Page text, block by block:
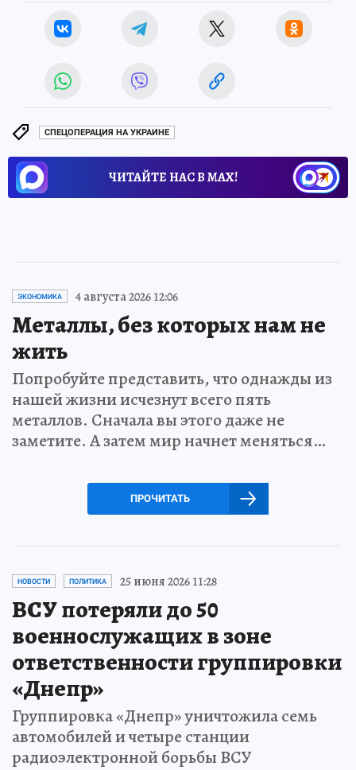
СПЕЦОПЕРАЦИЯ НА УКРАИНЕ
ЧИТАЙТЕ НАС В МАХ!
ЭКОНОМИКА 4 августа 2026 12:06
Металлы, без которых нам не
жить
Попробуйте представить, что однажды из
нашей жизни исчезнут всего пять
металлов. Сначала вы этого даже не
заметите. А затем мир начнет меняться…
ПРОЧИТАТЬ
НОВОСТИ ПОЛИТИКА 25 июня 2026 11:28
ВСУ потеряли до 50
военнослужащих в зоне
ответственности группировки
«Днепр»
Группировка «Днепр» уничтожила семь
автомобилей и четыре станции
радиоэлектронной борьбы ВСУ